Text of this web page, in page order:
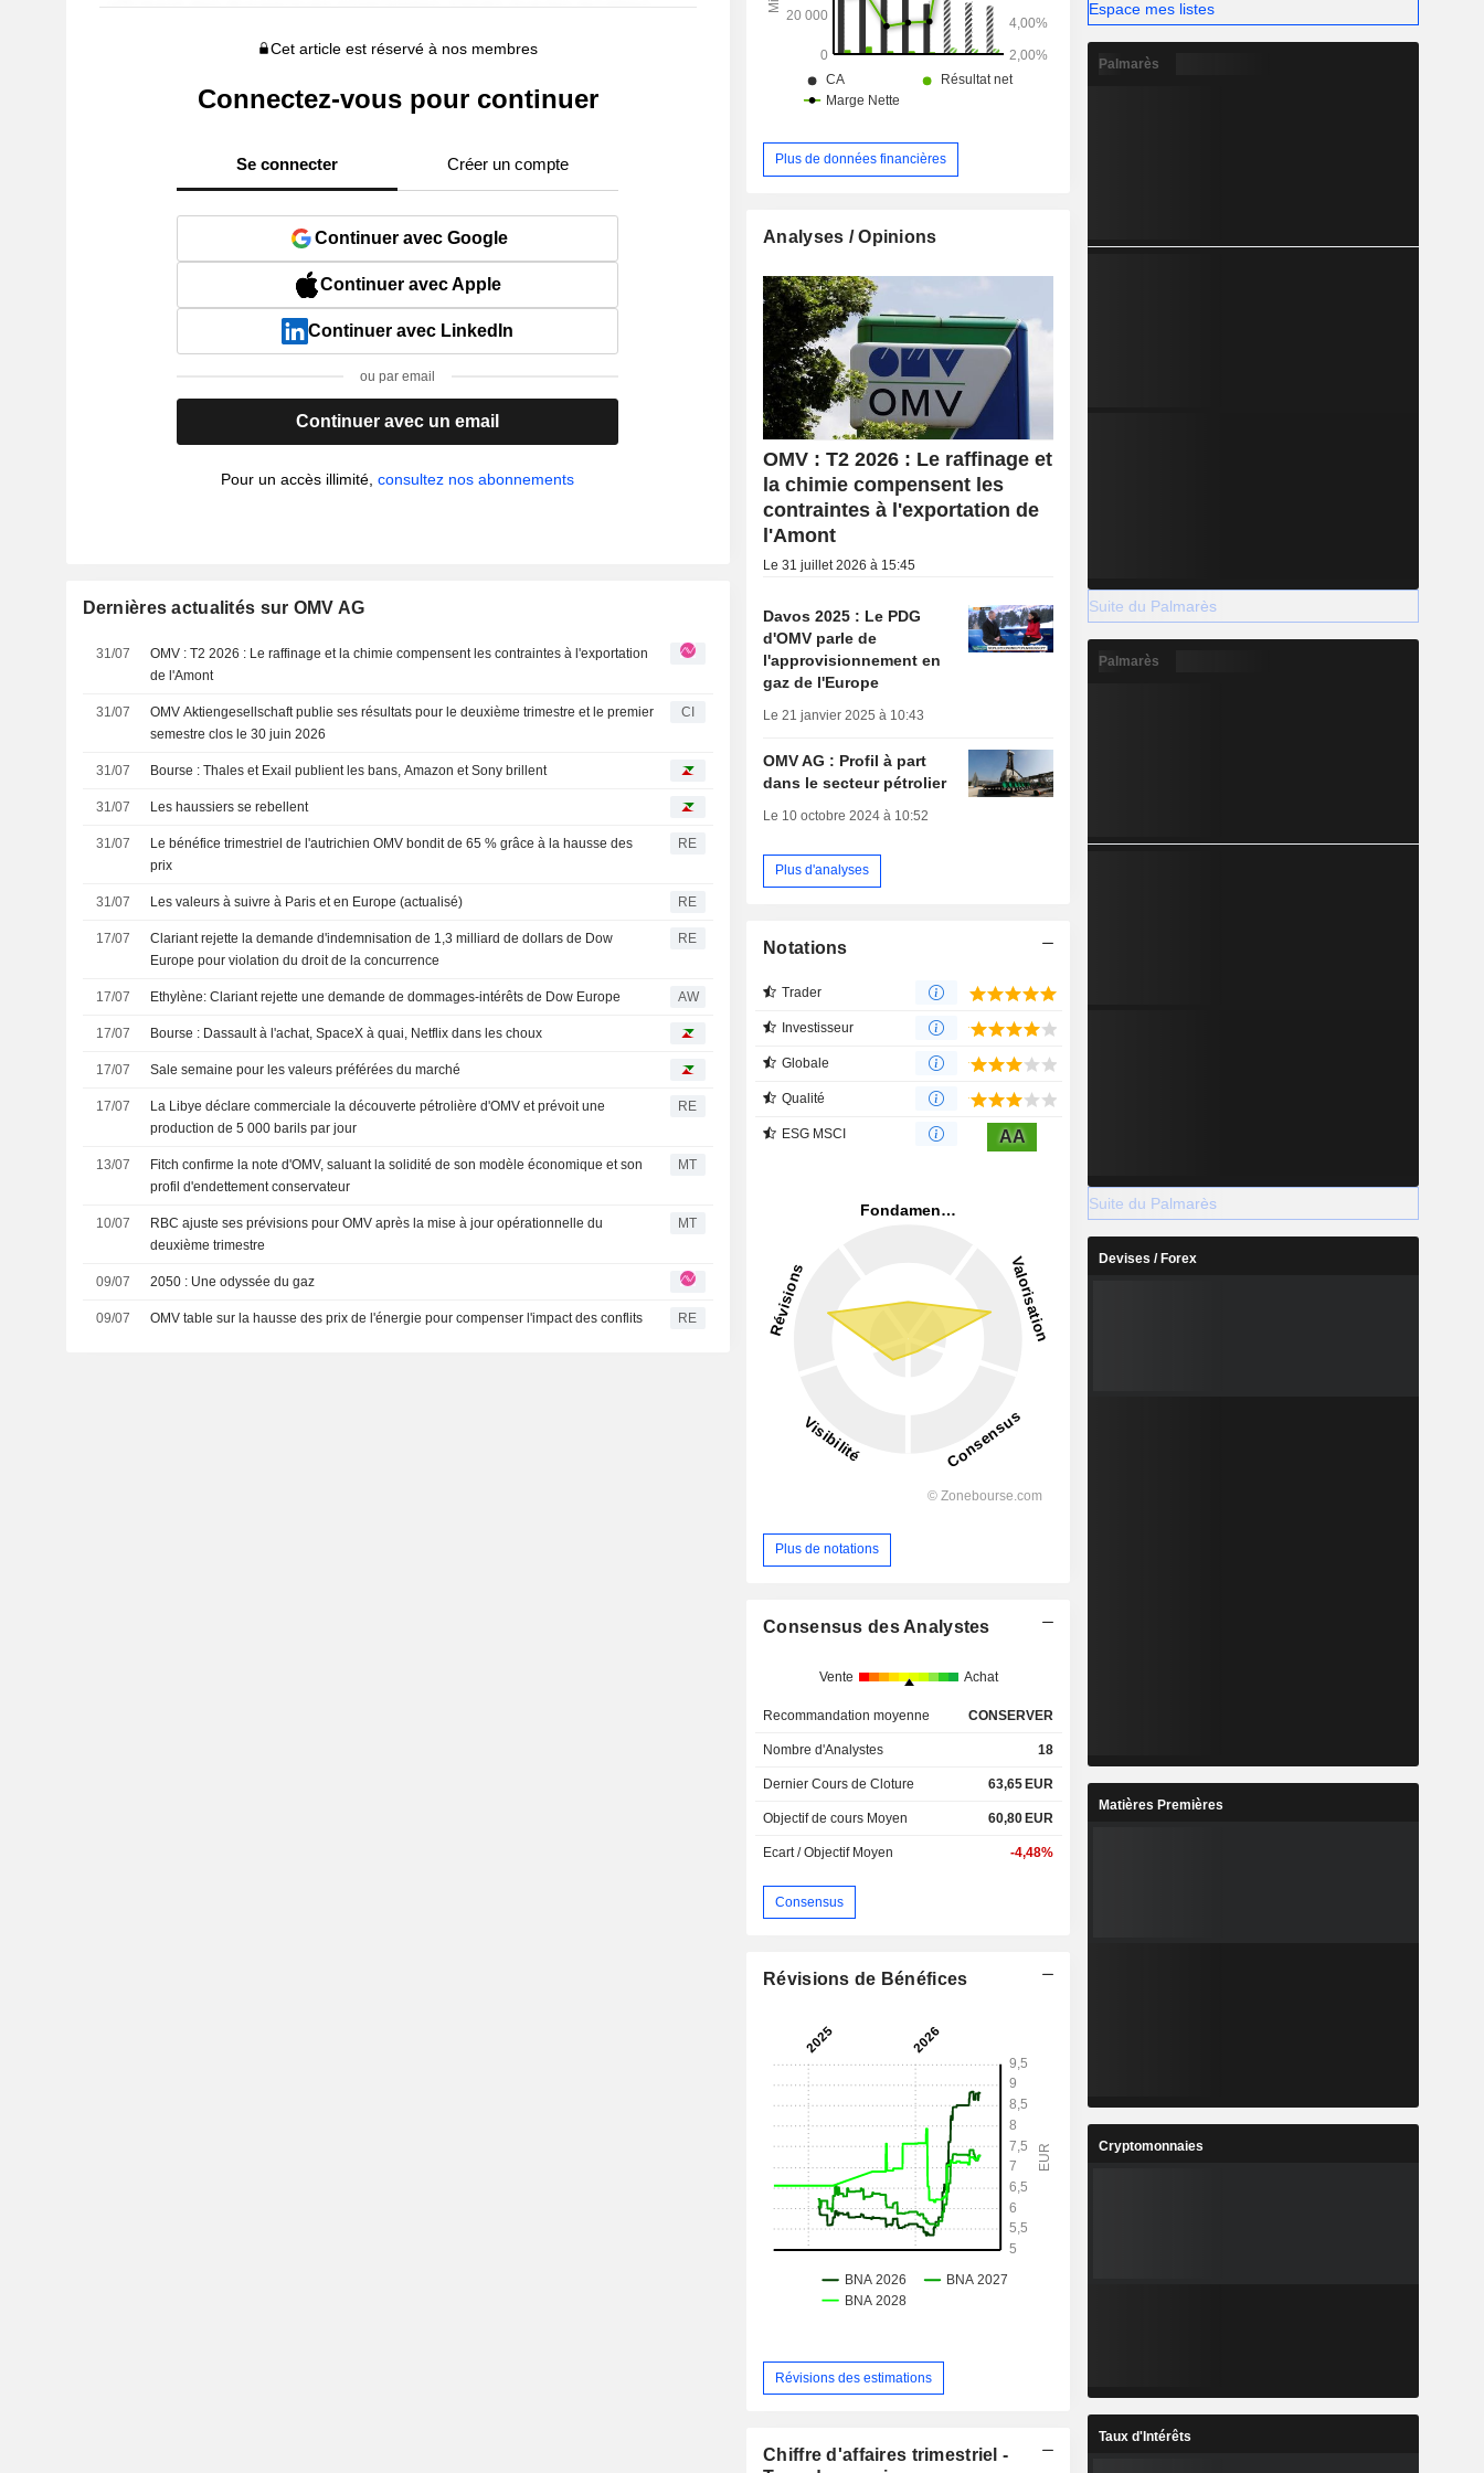
Cet article est réservé à nos membres
Connectez-vous pour continuer
Se connecter Créer un compte
Continuer avec Google
Continuer avec Apple
Continuer avec LinkedIn
ou par email
Continuer avec un email
Pour un accès illimité,consultez nos abonnements
Dernières actualités sur OMV AG
31/07
OMV : T2 2026 : Le raffinage et la chimie compensent les contraintes à l'exportation
de l'Amont
31/07
OMV Aktiengesellschaft publie ses résultats pour le deuxième trimestre et le premier
semestre clos le 30 juin 2026
CI
31/07 Bourse : Thales et Exail publient les bans, Amazon et Sony brillent
31/07 Les haussiers se rebellent
31/07
Le bénéfice trimestriel de l'autrichien OMV bondit de 65 % grâce à la hausse des
prix
RE
31/07 Les valeurs à suivre à Paris et en Europe (actualisé) RE
17/07
Clariant rejette la demande d'indemnisation de 1,3 milliard de dollars de Dow
Europe pour violation du droit de la concurrence
RE
17/07 Ethylène: Clariant rejette une demande de dommages-intérêts de Dow Europe AW
17/07 Bourse : Dassault à l'achat, SpaceX à quai, Netflix dans les choux
17/07 Sale semaine pour les valeurs préférées du marché
17/07
La Libye déclare commerciale la découverte pétrolière d'OMV et prévoit une
production de 5 000 barils par jour
RE
13/07
Fitch confirme la note d'OMV, saluant la solidité de son modèle économique et son
profil d'endettement conservateur
MT
10/07
RBC ajuste ses prévisions pour OMV après la mise à jour opérationnelle du
deuxième trimestre
MT
09/07 2050 : Une odyssée du gaz
09/07 OMV table sur la hausse des prix de l'énergie pour compenser l'impact des conflits RE
Plus de données financières
Analyses / Opinions
OMV : T2 2026 : Le raffinage et
la chimie compensent les
contraintes à l'exportation de
l'Amont
Le 31 juillet 2026 à 15:45
Davos 2025 : Le PDG
d'OMV parle de
l'approvisionnement en
gaz de l'Europe
Le 21 janvier 2025 à 10:43
OMV AG : Profil à part
dans le secteur pétrolier
Le 10 octobre 2024 à 10:52
Plus d'analyses
Notations
Trader
Investisseur
Globale
Qualité
ESG MSCI AA
Plus de notations
Consensus des Analystes
Vente Achat
Recommandation moyenne CONSERVER
Nombre d'Analystes 18
Dernier Cours de Cloture 63,65 EUR
Objectif de cours Moyen 60,80 EUR
Ecart / Objectif Moyen -4,48%
Consensus
Révisions de Bénéfices
Révisions des estimations
Chiffre d'affaires trimestriel -
Espace mes listes
Palmarès
Suite du Palmarès
Palmarès
Suite du Palmarès
Devises / Forex
Matières Premières
Cryptomonnaies
Taux d'Intérêts